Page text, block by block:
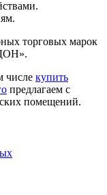
торговых марок
числе купить
предлагаем с
помещений.